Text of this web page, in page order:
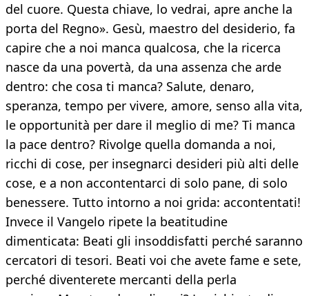
del cuore. Questa chiave, lo vedrai, apre anche la
porta del Regno». Gesù, maestro del desiderio, fa
capire che a noi manca qualcosa, che la ricerca
nasce da una povertà, da una assenza che arde
dentro: che cosa ti manca? Salute, denaro,
speranza, tempo per vivere, amore, senso alla vita,
le opportunità per dare il meglio di me? Ti manca
la pace dentro? Rivolge quella domanda a noi,
ricchi di cose, per insegnarci desideri più alti delle
cose, e a non accontentarci di solo pane, di solo
benessere. Tutto intorno a noi grida: accontentati!
Invece il Vangelo ripete la beatitudine
dimenticata: Beati gli insoddisfatti perché saranno
cercatori di tesori. Beati voi che avete fame e sete,
perché diventerete mercanti della perla